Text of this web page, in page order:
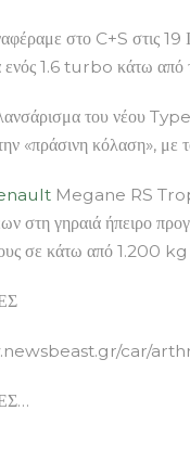
στο C+S στις 19
ενός 1.6 turbo κάτω
του νέου
«πράσινη κόλαση»,
Megane RS
στη γηραιά ήπειρο
σε κάτω από 1.200 kg
car/